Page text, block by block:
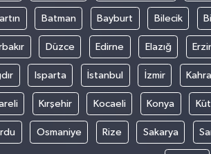
Batman Bayburt Bilecik
Düzce Edirne Elazığ
Isparta İstanbul İzmir
Kırşehir Kocaeli Konya
Osmaniye Rize Sakarya